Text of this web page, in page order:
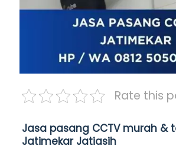
Rate this
Jasa pasang CCTV murah &
Jatimekar Jatiasih